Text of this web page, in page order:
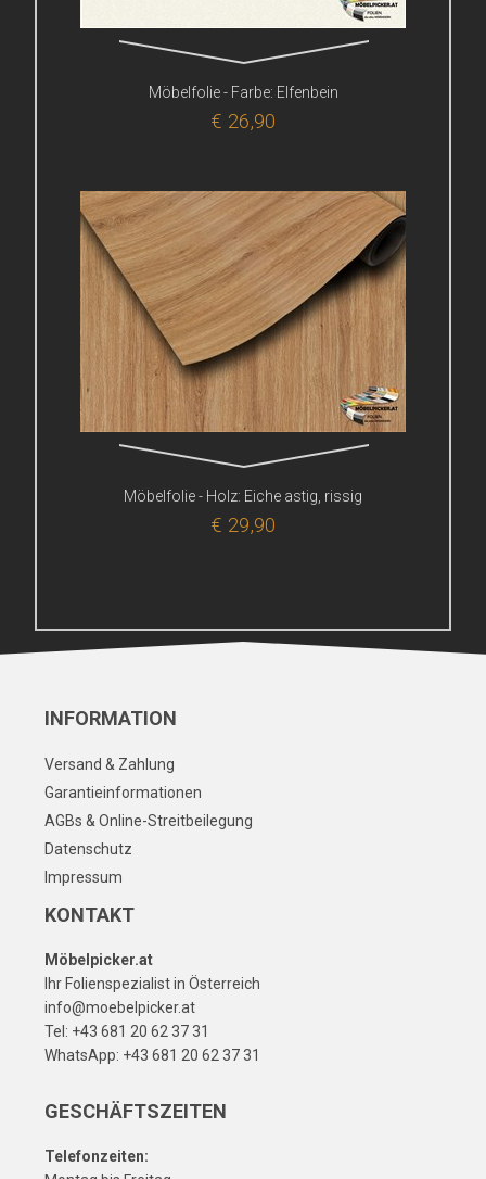
Möbelfolie - Farbe: Elfenbein
€ 26,90
Möbelfolie - Holz: Eiche astig, rissig
€ 29,90
INFORMATION
Versand & Zahlung
Garantieinformationen
AGBs & Online-Streitbeilegung
Datenschutz
Impressum
KONTAKT
Möbelpicker.at
Ihr Folienspezialist in Österreich
info@moebelpicker.at
Tel: +43 681 20 62 37 31
WhatsApp: +43 681 20 62 37 31
GESCHÄFTSZEITEN
Telefonzeiten: